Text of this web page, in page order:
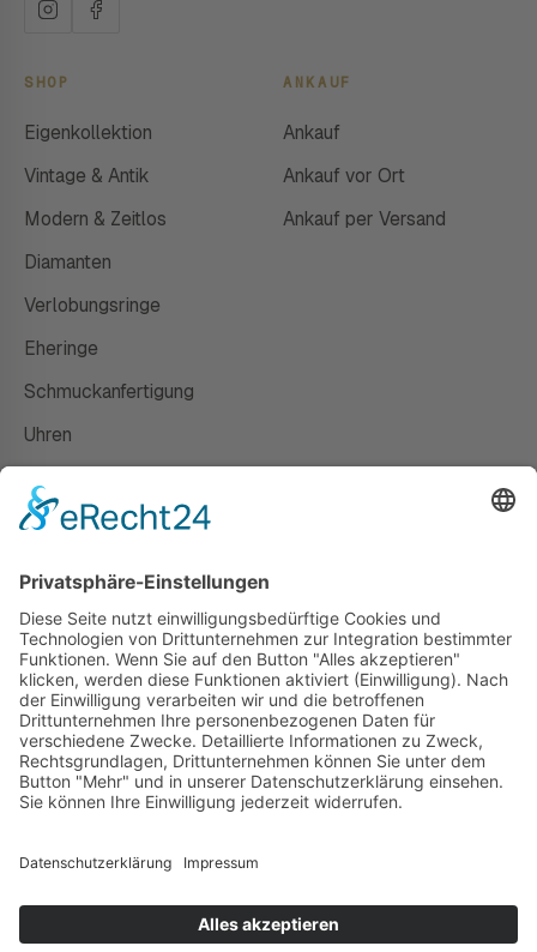
SHOP
Eigenkollektion
Vintage & Antik
Modern & Zeitlos
Diamanten
Verlobungsringe
Eheringe
Schmuckanfertigung
Uhren
ANKAUF
Ankauf
Ankauf vor Ort
Ankauf per Versand
Susanne Steiger
Geschäfte
Newsletter
Kontakt
© 2026 JUWELIER STEIGER
VERTRAG WIDERRUFEN